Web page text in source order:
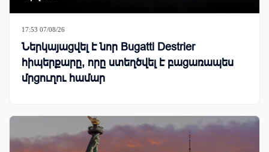
17:53 07/08/26
Ներկայացվել է նոր Bugatti Destrier
հիպերքարը, որը ստեղծվել է բացառապես
մրցուղու համար